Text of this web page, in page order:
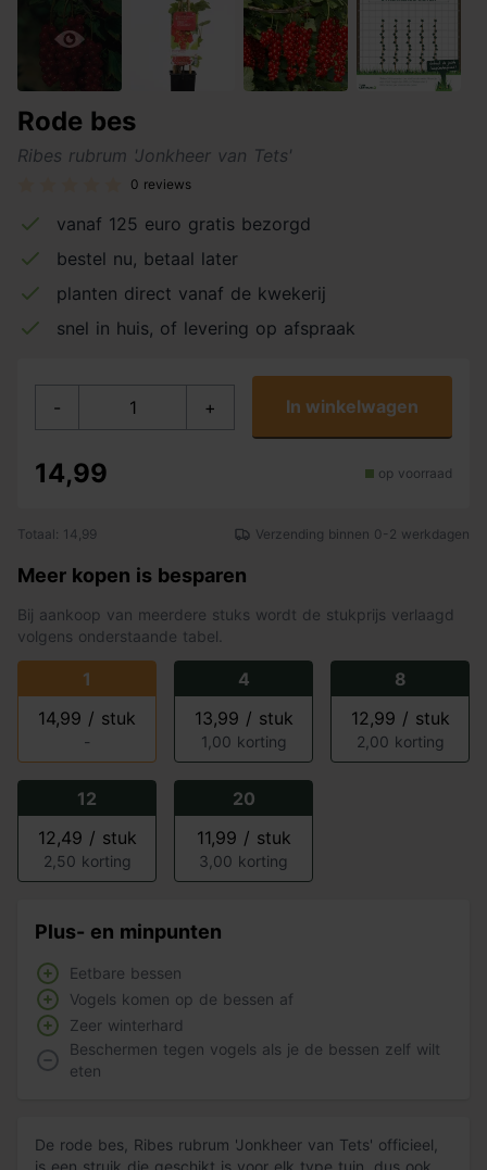
Rode bes
Ribes rubrum 'Jonkheer van Tets'
0 reviews
vanaf 125 euro gratis bezorgd
bestel nu, betaal later
planten direct vanaf de kwekerij
snel in huis, of levering op afspraak
- + In winkelwagen
14,99 op voorraad
Totaal: 14,99 Verzending binnen 0-2 werkdagen
Meer kopen is besparen
Bij aankoop van meerdere stuks wordt de stukprijs verlaagd
volgens onderstaande tabel.
1
14,99 / stuk
-
4
13,99 / stuk
1,00 korting
8
12,99 / stuk
2,00 korting
12
12,49 / stuk
2,50 korting
20
11,99 / stuk
3,00 korting
Plus- en minpunten
Eetbare bessen
Vogels komen op de bessen af
Zeer winterhard
Beschermen tegen vogels als je de bessen zelf wilt
eten
De rode bes, Ribes rubrum 'Jonkheer van Tets' officieel,
is een struik die geschikt is voor elk type tuin, dus ook